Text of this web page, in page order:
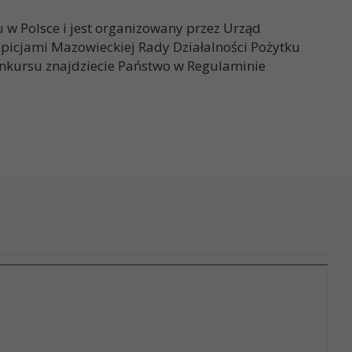
Polsce i jest organizowany przez Urząd
Mazowieckiej Rady Działalności Pożytku
znajdziecie Państwo w Regulaminie